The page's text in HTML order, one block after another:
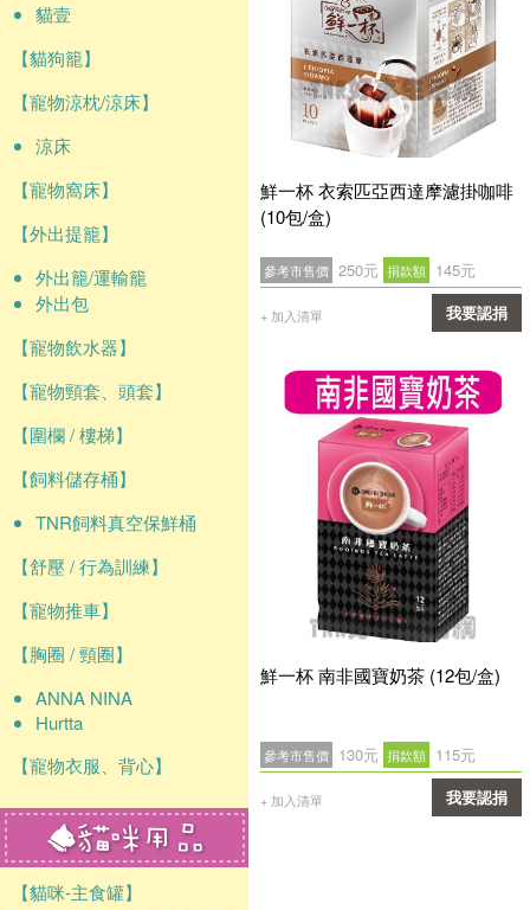
貓壹
【貓狗籠】
【寵物涼枕/涼床】
涼床
【寵物窩床】
【外出提籠】
外出籠/運輸籠
外出包
【寵物飲水器】
【寵物頸套、頭套】
【圍欄 / 樓梯】
【飼料儲存桶】
TNR飼料真空保鮮桶
【舒壓 / 行為訓練】
【寵物推車】
【胸圈 / 頸圈】
ANNA NINA
Hurtta
【寵物衣服、背心】
【貓咪-主食罐】
鮮一杯 衣索匹亞西達摩濾掛咖啡
(10包/盒)
參考市售價 250元 捐款額 145元
+ 加入清單 我要認捐
鮮一杯 南非國寶奶茶 (12包/盒)
參考市售價 130元 捐款額 115元
+ 加入清單 我要認捐